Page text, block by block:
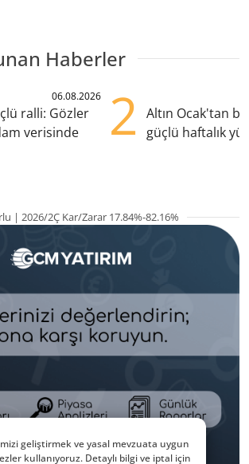
Haberler
06.08.2026
ralli: Gözler
verisinde
2
Altın Ocak'tan
güçlü haftalık
| 2026/2Ç Kar/Zarar 17.84%-82.16%
geliştirmek ve yasal mevzuata uygun
kullanıyoruz. Detaylı bilgi ve iptal için